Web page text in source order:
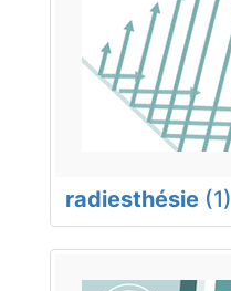
radiesthésie (1)